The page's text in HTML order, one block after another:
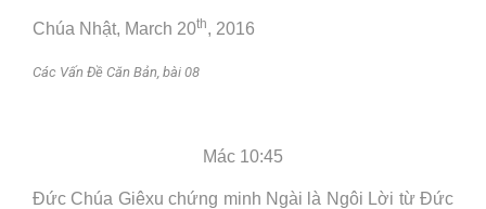
Chúa Nhật, March 20th, 2016
Các Vấn Đề Căn Bản, bài 08
Mác 10:45
Đức Chúa Giêxu chứng minh Ngài là Ngôi Lời từ Đức